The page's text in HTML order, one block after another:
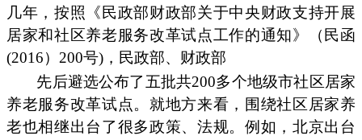
几年，按照《民政部财政部关于中央财政支持开展
居家和社区养老服务改革试点工作的通知》（民函
(2016）200号)，民政部、财政部
先后避选公布了五批共200多个地级市社区居家
养老服务改革试点。就地方来看，围绕社区居家养
老也相继出台了很多政策、法规。例如，北京出台